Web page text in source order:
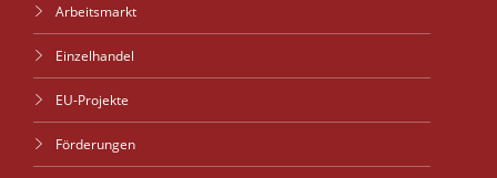
Arbeitsmarkt
Einzelhandel
EU-Projekte
Förderungen